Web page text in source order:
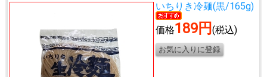
いちりき冷麺(黒/165g)
価格189円 (税込)